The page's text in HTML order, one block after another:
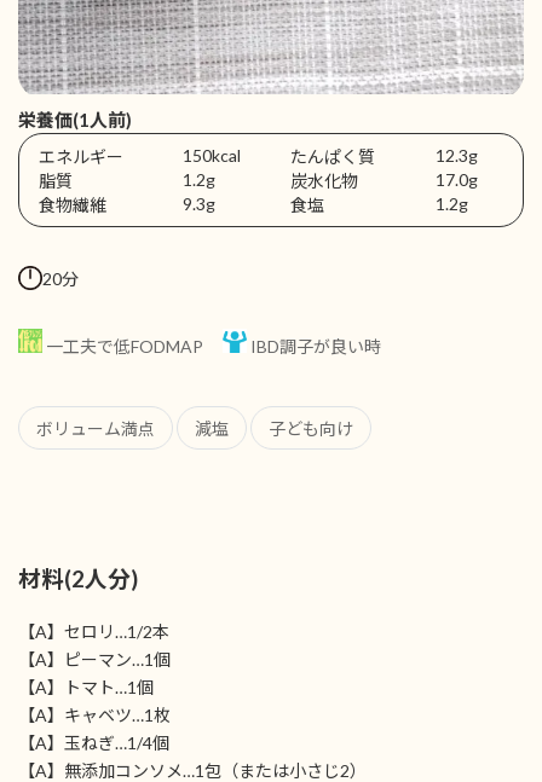
栄養価(1人前)
エネルギー 150kcal たんぱく質
12.3g
脂質
1.2g 炭水化物
17.0g
食物繊維
9.3g 食塩 1.2g
20分
一工夫で低FODMAP IBD調子が良い時
ボリューム満点 減塩 子ども向け
材料(2人分)
【A】セロリ…1/2本
【A】ピーマン…1個
【A】トマト…1個
【A】キャベツ…1枚
【A】玉ねぎ…1/4個
【A】無添加コンソメ…1包（または小さじ2）